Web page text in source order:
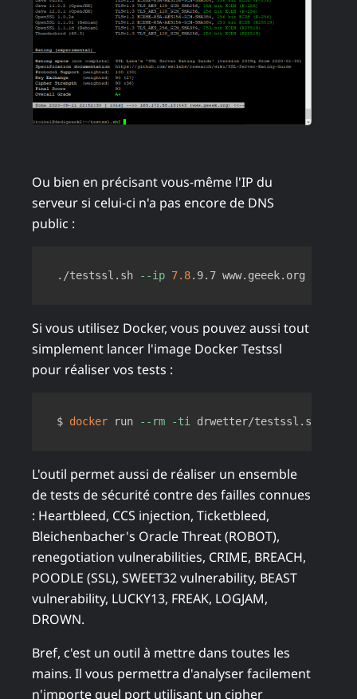
Ou bien en précisant vous-même l'IP du
serveur si celui-ci n'a pas encore de DNS
public :
./testssl.sh --ip 7.8
Si vous utilisez Docker, vous pouvez aussi tout
simplement lancer l'image Docker Testssl
pour réaliser vos tests :
$ docker run --rm -ti
L'outil permet aussi de réaliser un ensemble
de tests de sécurité contre des failles connues
: Heartbleed, CCS injection, Ticketbleed,
Bleichenbacher's Oracle Threat (ROBOT),
renegotiation vulnerabilities, CRIME, BREACH,
POODLE (SSL), SWEET32 vulnerability, BEAST
vulnerability, LUCKY13, FREAK, LOGJAM,
DROWN.
Bref, c'est un outil à mettre dans toutes les
mains. Il vous permettra d'analyser facilement
n'importe quel port utilisant un cipher